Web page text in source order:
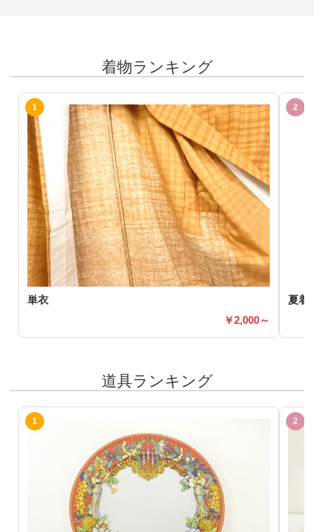
着物ランキング
単衣
2,000～
夏着
道具ランキング